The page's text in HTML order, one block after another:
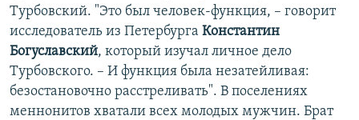
Турбовский. "Это был человек-функция, – говорит
исследователь из Петербурга Константин
Богуславский, который изучал личное дело
Турбовского. – И функция была незатейливая:
безостановочно расстреливать". В поселениях
меннонитов хватали всех молодых мужчин. Брат